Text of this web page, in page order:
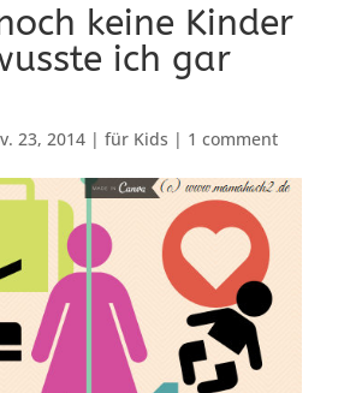
keine Kinder
ich gar
23, 2014| für Kids | 1 comment